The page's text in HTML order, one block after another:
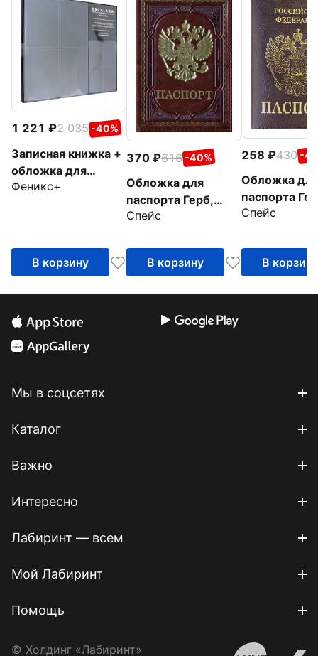
1 221 2 035 -40%
Записная книжка +
обложка для
паспорта Сариф,
Феникс+
В корзину
370 616 -40%
Обложка для
паспорта Герб,
коричневая
Спейс
В корзину
258 430 -
Обложка для
паспорта
бордовая
Спейс
В корзину
Мы в соцсетях
Каталог
Важно
Интересно
Лабиринт — всем
Мой Лабиринт
Помощь
© Холдинг «Лабиринт»